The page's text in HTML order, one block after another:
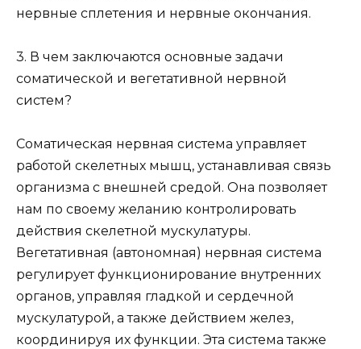
нервные сплетения и нервные окончания.
3. В чем заключаются основные задачи
соматической и вегетативной нервной
систем?
Соматическая нервная система управляет
работой скелетных мышц, устанавливая связь
организма с внешней средой. Она позволяет
нам по своему желанию контролировать
действия скелетной мускулатуры.
Вегетативная (автономная) нервная система
регулирует функционирование внутренних
органов, управляя гладкой и сердечной
мускулатурой, а также действием желез,
координируя их функции. Эта система также